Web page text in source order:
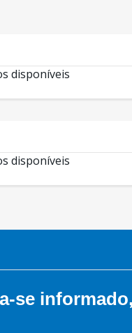
disponíveis
disponíveis
se